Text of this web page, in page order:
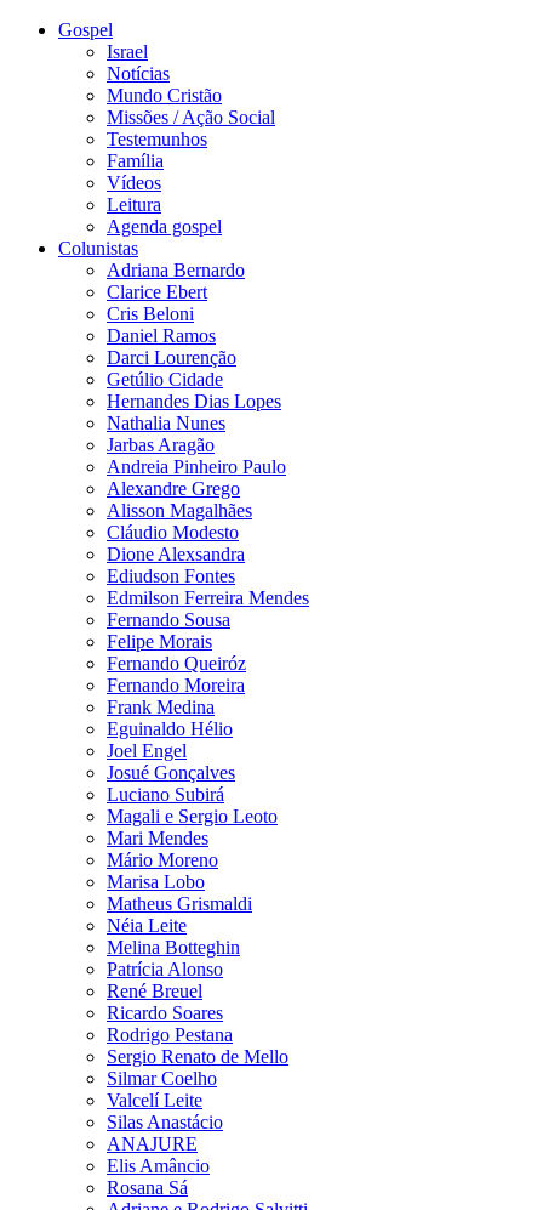
Gospel
Israel
Notícias
Mundo Cristão
Missões / Ação Social
Testemunhos
Família
Vídeos
Leitura
Agenda gospel
Colunistas
Adriana Bernardo
Clarice Ebert
Cris Beloni
Daniel Ramos
Darci Lourenção
Getúlio Cidade
Hernandes Dias Lopes
Nathalia Nunes
Jarbas Aragão
Andreia Pinheiro Paulo
Alexandre Grego
Alisson Magalhães
Cláudio Modesto
Dione Alexsandra
Ediudson Fontes
Edmilson Ferreira Mendes
Fernando Sousa
Felipe Morais
Fernando Queiróz
Fernando Moreira
Frank Medina
Eguinaldo Hélio
Joel Engel
Josué Gonçalves
Luciano Subirá
Magali e Sergio Leoto
Mari Mendes
Mário Moreno
Marisa Lobo
Matheus Grismaldi
Néia Leite
Melina Botteghin
Patrícia Alonso
René Breuel
Ricardo Soares
Rodrigo Pestana
Sergio Renato de Mello
Silmar Coelho
Valcelí Leite
Silas Anastácio
ANAJURE
Elis Amâncio
Rosana Sá